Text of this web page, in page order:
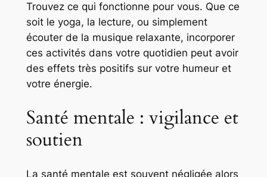
Trouvez ce qui fonctionne pour vous. Que ce
soit le yoga, la lecture, ou simplement
écouter de la musique relaxante, incorporer
ces activités dans votre quotidien peut avoir
des effets très positifs sur votre humeur et
votre énergie.
Santé mentale : vigilance et
soutien
La santé mentale est souvent négligée alors